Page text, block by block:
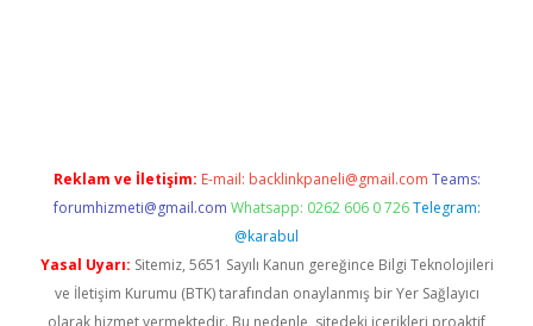
Reklam ve İletişim: E-mail: backlinkpaneli@gmail.com Teams:
forumhizmeti@gmail.com Whatsapp: 0262 606 0 726 Telegram:
@karabul
Yasal Uyarı: Sitemiz, 5651 Sayılı Kanun gereğince Bilgi Teknolojileri
ve İletişim Kurumu (BTK) tarafından onaylanmış bir Yer Sağlayıcı
olarak hizmet vermektedir. Bu nedenle, sitedeki içerikleri proaktif